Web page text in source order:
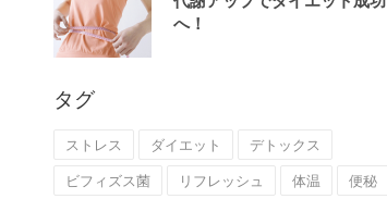
へ！
タグ
ストレス ダイエット
デトックス
ビフィズス菌
リフレッシュ 体温
便秘